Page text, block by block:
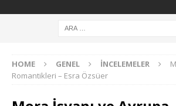
HOME GENEL İNCELEMELER
Romantikleri – Esra Özsüer